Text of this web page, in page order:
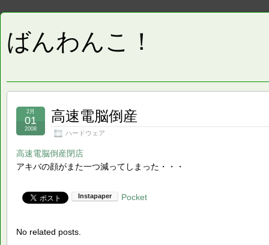
ばんわんこ！
高速電脳倒産
ハードウェア
2月
01
2008
高速電脳倒産閉店
アキバの顔がまた一つ減ってしまった・・・
Pocket
No related posts.